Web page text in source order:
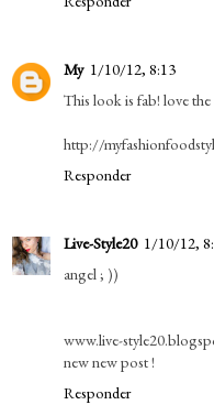
My 1/10/12, 8:13
This look is fab! love the
http://
Responder
Live-Style20 1/10/12,
angel ; ))
www.live-
new new post !
Responder